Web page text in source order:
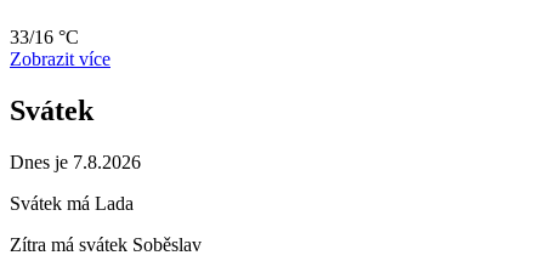
33/16 °C
Zobrazit více
Svátek
Dnes je 7.8.2026
Svátek má Lada
Zítra má svátek Soběslav